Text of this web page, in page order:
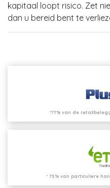
kapitaal loopt risico. Zet
dan u bereid bent te
*77% van de
* 75% van particuliere